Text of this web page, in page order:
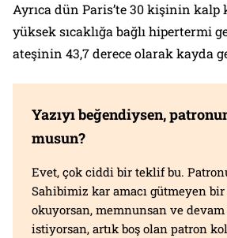
Ayrıca dün Paris’te 30 kişinin
yüksek sıcaklığa bağlı hipertermi
ateşinin 43,7 derece olarak kayda
Yazıyı beğendiysen,
musun?
Evet, çok ciddi bir teklif bu.
Sahibimiz kar amacı gütmeyen
okuyorsan, memnunsan ve
istiyorsan, artık boş olan patron